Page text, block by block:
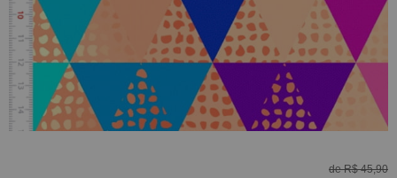
de R$ 45,90